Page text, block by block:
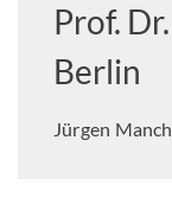
Prof.
Berlin
Jürgen